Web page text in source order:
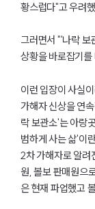
황스럽다"고 우려
그러면서 "'나락 보
상황을 바로잡기를
이런 입장이 사실
가해자 신상을 연
락 보관소'는 아랑
범하게 사는 삶'이
2차 가해자로 알려
원, 볼보 판매원으
은 현재 파업했고